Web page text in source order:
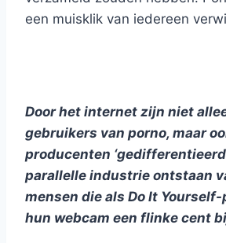
een muisklik van iedereen
Door het internet zijn niet
gebruikers van porno, maar
producenten
parallelle industrie ontstaan
mensen die als Do It
hun webcam een flinke cent